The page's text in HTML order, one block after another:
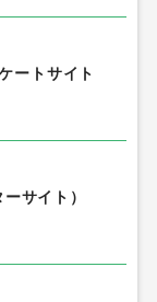
ートサイト
サイト）